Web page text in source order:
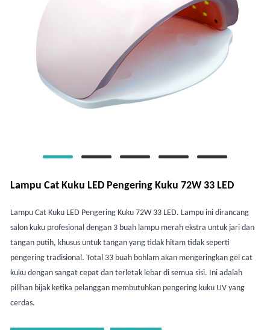
Lampu Cat Kuku LED Pengering Kuku 72W 33 LED
Lampu Cat Kuku LED Pengering Kuku 72W 33 LED. Lampu ini dirancang
salon kuku profesional dengan 3 buah lampu merah ekstra untuk jari dan
tangan putih, khusus untuk tangan yang tidak hitam tidak seperti
pengering tradisional. Total 33 buah bohlam akan mengeringkan gel cat
kuku dengan sangat cepat dan terletak lebar di semua sisi. Ini adalah
pilihan bijak ketika pelanggan membutuhkan pengering kuku UV yang
cerdas.